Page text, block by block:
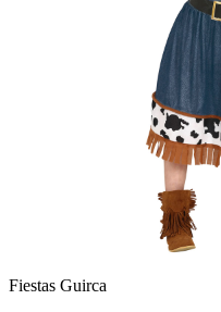
Fiestas Guirca